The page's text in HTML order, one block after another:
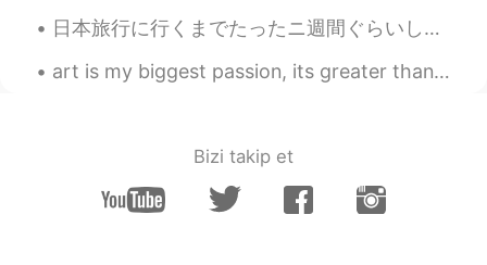
今日は最後のお休み日で、ちょっと悲
しい感じがありま す。
今日はお休みの最後の日で、ちょっと
冬休みはめちゃめちゃ良
楽しみにし
す。
日本旅行に行くまでたったニ週間ぐらいしかないんで今日はイギリスのお土産をたくさん買って行こうと思ってます！でも何がいいかなとちょっと悩んでます！喜びそうなものはなんですか？やっぱり紅茶とショート...
art is my biggest passion, its greater than my love for languages. right now I'm really inspired...
Bizi takip et